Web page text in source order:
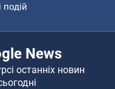
подій
News
останніх новин